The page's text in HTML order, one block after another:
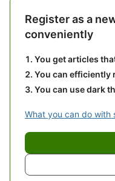
Register as a
conveniently
You get articles
You can efficiently
You can use dark
What you can do with